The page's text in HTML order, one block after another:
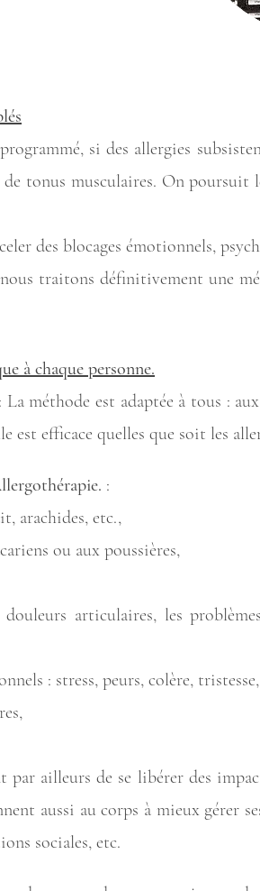
si des allergies
de tonus musculaires. On
des blocages émotionnels,
traitons définitivement une
à chaque personne.
: La méthode est adaptée à tous :
efficace quelles que soit les
:
arachides, etc.,
ou aux poussières,
articulaires, les
: stress, peurs, colère,
ailleurs de se libérer des
aussi au corps à mieux gérer
sociales, etc.